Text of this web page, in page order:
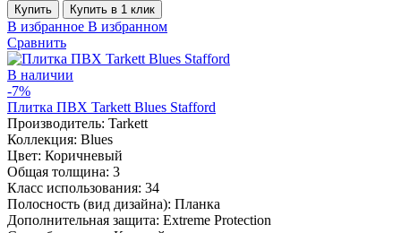
Купить Купить в 1 клик
В избранное В избранном
Сравнить
В наличии
-7%
Плитка ПВХ Tarkett Blues Stafford
Производитель: Tarkett
Коллекция: Blues
Цвет: Коричневый
Общая толщина: 3
Класс использования: 34
Полосность (вид дизайна): Планка
Дополнительная защита: Extreme Protection